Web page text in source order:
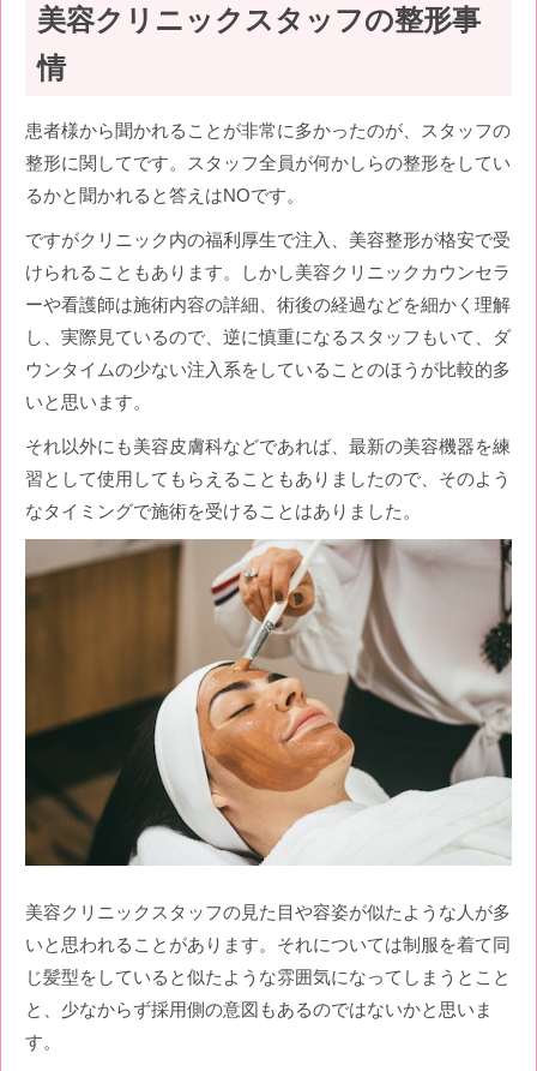
美容クリニックスタッフの整形事
情
患者様から聞かれることが非常に多かったのが、スタッフの
整形に関してです。スタッフ全員が何かしらの整形をしてい
るかと聞かれると答えはNOです。
ですがクリニック内の福利厚生で注入、美容整形が格安で受
けられることもあります。しかし美容クリニックカウンセラ
ーや看護師は施術内容の詳細、術後の経過などを細かく理解
し、実際見ているので、逆に慎重になるスタッフもいて、ダ
ウンタイムの少ない注入系をしていることのほうが比較的多
いと思います。
それ以外にも美容皮膚科などであれば、最新の美容機器を練
習として使用してもらえることもありましたので、そのよう
なタイミングで施術を受けることはありました。
美容クリニックスタッフの見た目や容姿が似たような人が多
いと思われることがあります。それについては制服を着て同
じ髪型をしていると似たような雰囲気になってしまうとこと
と、少なからず採用側の意図もあるのではないかと思いま
す。